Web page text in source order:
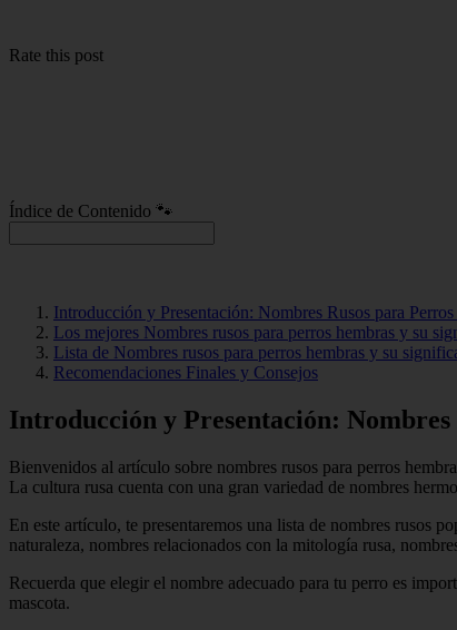
Rate this post
Índice de Contenido 🐾
Introducción y Presentación: Nombres Rusos para
Los mejores Nombres rusos para perros hembras y su
Lista de Nombres rusos para perros hembras y su
Recomendaciones Finales y Consejos
Introducción y Presentación:
Bienvenidos al artículo sobre nombres rusos para perros
La cultura rusa cuenta con una gran variedad de nombres
En este artículo, te presentaremos una lista de nombres rusos
naturaleza, nombres relacionados con la mitología rusa,
Recuerda que elegir el nombre adecuado para tu perro es
mascota.